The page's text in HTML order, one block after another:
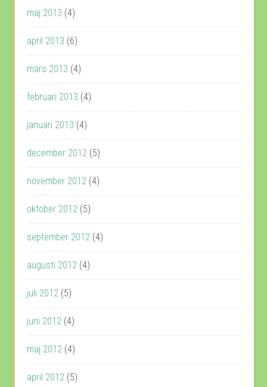
maj 2013 (4)
april 2013 (6)
mars 2013 (4)
februari 2013 (4)
januari 2013 (4)
december 2012 (5)
november 2012 (4)
oktober 2012 (5)
september 2012 (4)
augusti 2012 (4)
juli 2012 (5)
juni 2012 (4)
maj 2012 (4)
april 2012 (5)